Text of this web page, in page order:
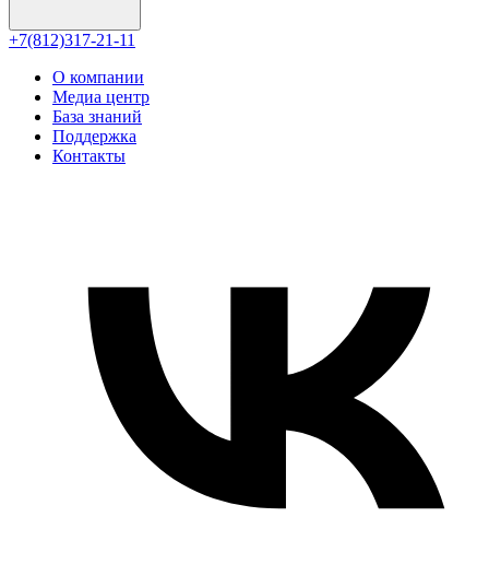
+7(812)317-21-11
О компании
Медиа центр
База знаний
Поддержка
Контакты